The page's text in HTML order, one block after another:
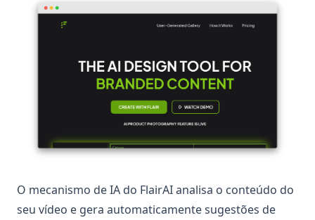
O mecanismo de IA do FlairAI analisa o conteúdo do
seu vídeo e gera automaticamente sugestões de